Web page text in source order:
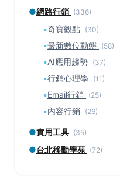
●網路行銷 (336)
▪奇寶觀點 (30)
▪最新數位動態 (58)
▪AI應用趨勢 (37)
▪行銷心理學 (11)
▪Email行銷 (25)
▪內容行銷 (26)
●實用工具 (35)
●台北移動學苑 (72)